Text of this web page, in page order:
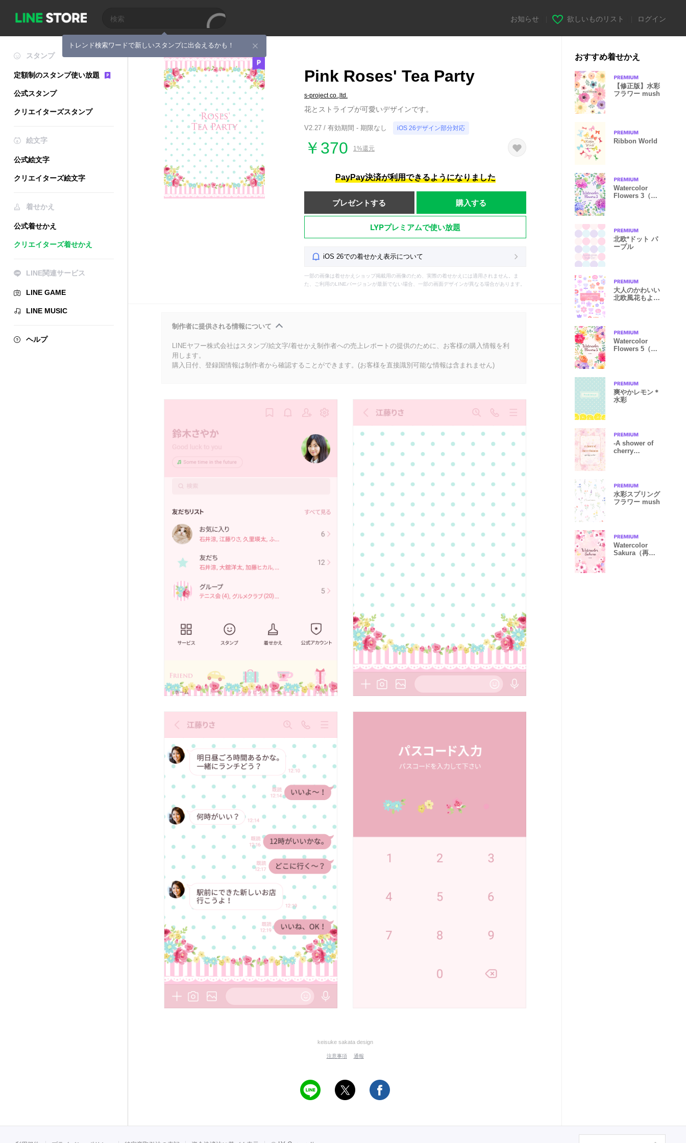
トレンド検索ワードで新しいスタンプに出会えるかも！
お知らせ 欲しいものリスト ログイン
スタンプ
定額制のスタンプ使い放題
公式スタンプ
クリエイターズスタンプ
絵文字
公式絵文字
クリエイターズ絵文字
着せかえ
公式着せかえ
クリエイターズ着せかえ
LINE関連サービス
LINE GAME
LINE MUSIC
ヘルプ
Pink Roses' Tea Party
s-project co.,ltd.
花とストライプが可愛いデザインです。
V2.27 / 有効期間 - 期限なし iOS 26デザイン部分対応
￥370 1%還元
PayPay決済が利用できるようになりました
プレゼントする 購入する
LYPプレミアムで使い放題
iOS 26での着せかえ表示について
一部の画像は着せかえショップ掲載用の画像のため、実際の着せかえには適用されません。ま
た、ご利用のLINEバージョンが最新でない場合、一部の画面デザインが異なる場合があります。
制作者に提供される情報について
LINEヤフー株式会社はスタンプ/絵文字/着せかえ制作者への売上レポートの提供のために、お客様の購入情報を利
用します。
購入日付、登録国情報は制作者から確認することができます。(お客様を直接識別可能な情報は含まれません)
keisuke sakata design
注意事項 通報
おすすめ着せかえ
【修正版】水彩
フラワー mush
Ribbon World
Watercolor
Flowers 3（再
北欧*ドット パ
ープル
大人のかわいい
北欧風花もよう
Watercolor
Flowers 5（再
爽やかレモン＊
水彩
-A shower of
cherry
水彩スプリング
フラワー mush
Watercolor
Sakura（再